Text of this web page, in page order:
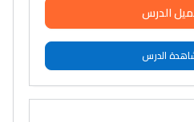
الدرس
الدرس